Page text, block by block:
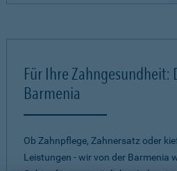
Für Ihre Zahngesundheit:
Barmenia
Ob Zahnpflege, Zahnersatz oder
Leistungen - wir von der Barmenia